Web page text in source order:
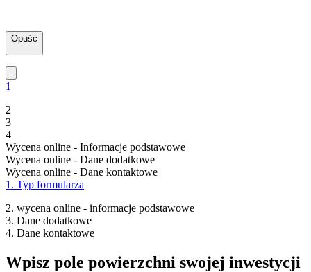
Opuść
1
2
3
4
Wycena online - Informacje podstawowe
Wycena online - Dane dodatkowe
Wycena online - Dane kontaktowe
1. Typ formularza
2. wycena online - informacje podstawowe
3. Dane dodatkowe
4. Dane kontaktowe
Wpisz pole powierzchni swojej inwestycji